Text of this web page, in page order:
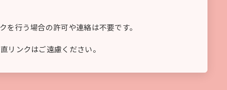
を行う場合の許可や連絡は不要です。
リンクはご遠慮ください。